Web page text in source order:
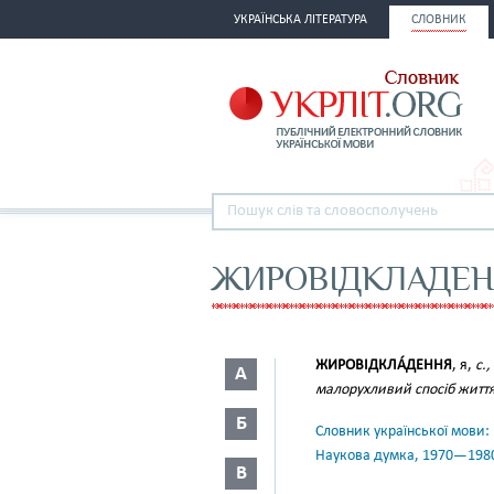
УКРАЇНСЬКА ЛІТЕРАТУРА СЛОВНИК
А
Б
В
ЖИРОВІДКЛА́ДЕННЯ, я, с.,
малорухливий спосіб
Словник української
Наукова думка,